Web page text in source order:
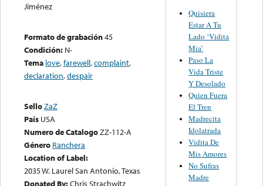
Jiménez
Formato de grabación45
Condición: N-
Tema love,farewell,complaint,
declaration,despair
SelloZaZ
País USA
Numero de CatalogoZZ-112-A
Género Ranchera
Location of Label:
2035 W. Laurel San Antonio, Texas
Donated By:Chris Strachwitz
Quisiera
Estar A Tu
Lado ‘Vidita
Mia’
Paso La
Vida Triste
Y Desolado
Quien Fuera
El Tren
Madrecita
Idolatrada
Vidita De
Mis Amores
No Sufras
Madre